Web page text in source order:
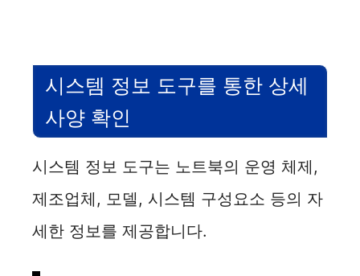
시스템 정보 도구를 통한 상세
사양 확인
시스템 정보 도구는 노트북의 운영 체제,
제조업체, 모델, 시스템 구성요소 등의 자
세한 정보를 제공합니다.